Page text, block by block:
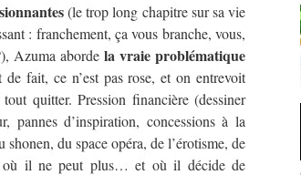
(le trop long chapitre sur sa vie
: franchement, ça vous branche, vous,
Azuma aborde la vraie problématique
fait, ce n’est pas rose, et on entrevoit
quitter. Pression financière (dessiner
pannes d’inspiration, concessions à la
du space opéra, de l’érotisme, de
où il ne peut plus… et où il décide de